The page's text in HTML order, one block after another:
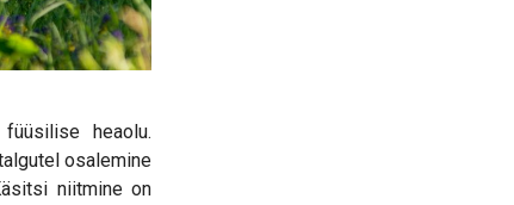
heaolu.
osalemine
niitmine on